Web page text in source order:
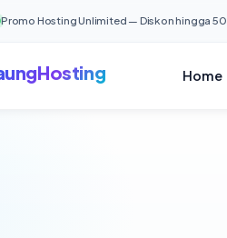
Promo Hosting Unlimited — Diskon hingga
Home